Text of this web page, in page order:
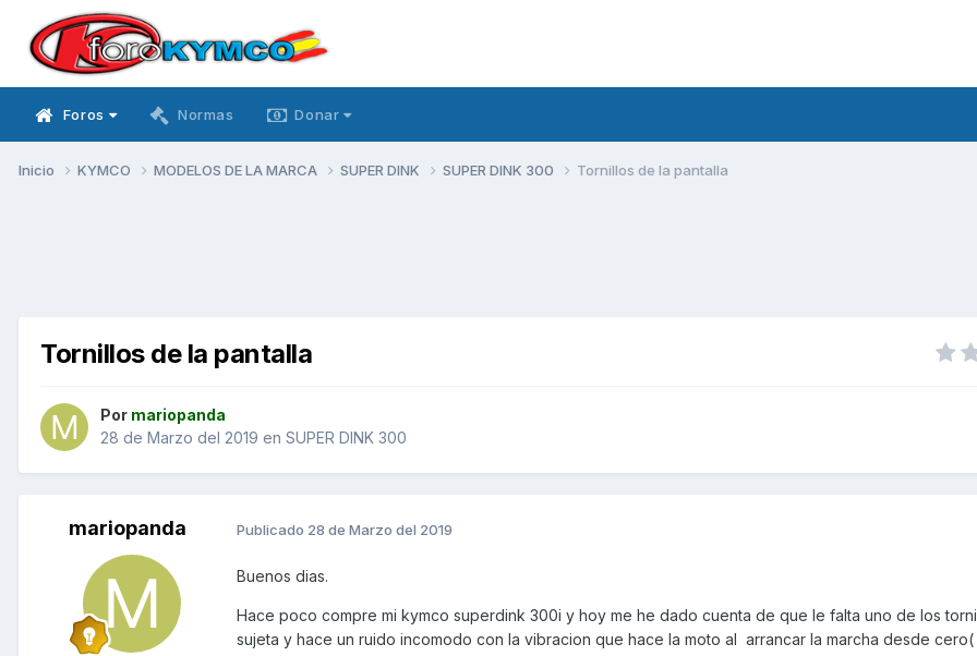
Foros Normas Donar
Inicio KYMCO MODELOS DE LA MARCA SUPER DINK SUPER DINK 300 Tornillos de la pantalla
Tornillos de la pantalla
Por mariopanda
28 de Marzo del 2019 en SUPER DINK 300
mariopanda Publicado 28 de Marzo del 2019
Buenos dias.
Hace poco compre mi kymco superdink 300i y hoy me he dado cuenta de que le falta uno de los
sujeta y hace un ruido incomodo con la vibracion que hace la moto al arrancar la marcha desde